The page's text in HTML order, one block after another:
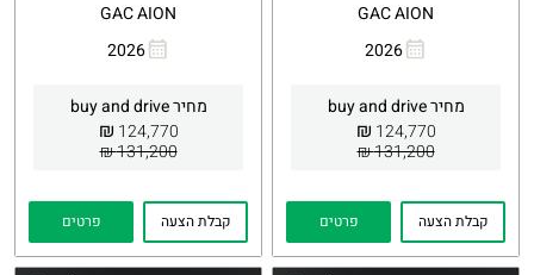
GAC AION
2026
מחיר buy and drive
124,770
₪
131,200 ₪
Whatsapp
קבלת הצעה פרטים
GAC AION
2026
מחיר buy and drive
124,770
₪
131,200 ₪
Whatsapp
קבלת הצעה פרטים